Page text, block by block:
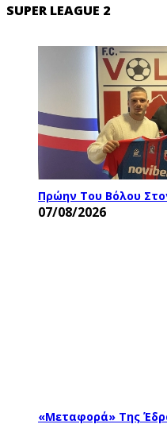
SUPER LEAGUE 2
Πρώην Του Βόλου
07/08/2026
«Μεταφορά» Της